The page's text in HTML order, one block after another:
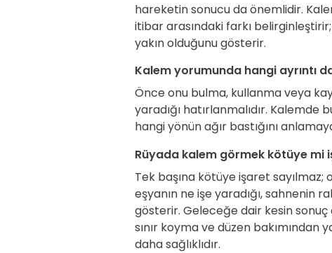
hareketin sonucu da önemlidir.
itibar arasındaki farkı
yakın olduğunu gösterir.
Kalem yorumunda hangi ayrıntı
Önce onu bulma, kullanma veya
yaradığı hatırlanmalıdır. Kalemde
hangi yönün ağır bastığını
Rüyada kalem görmek kötüye mi
Tek başına kötüye işaret
eşyanın ne işe yaradığı, sahnenin
gösterir. Geleceğe dair kesin
sınır koyma ve düzen bakımından
daha sağlıklıdır.